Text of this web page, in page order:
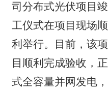
司分布式光伏项目竣
工仪式在项目现场顺
利举行。目前，该项
目顺利完成验收，正
式全容量并网发电，